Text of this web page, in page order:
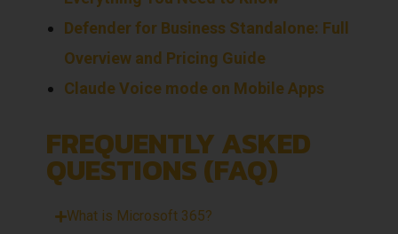
Defender for Business Standalone: Full
Overview and Pricing Guide
Claude Voice mode on Mobile Apps
FREQUENTLY ASKED
QUESTIONS (FAQ)
What is Microsoft 365?